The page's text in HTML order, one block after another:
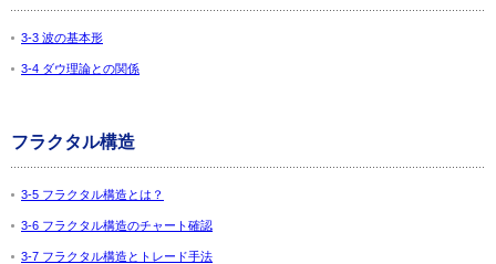
3-3 波の基本形
3-4 ダウ理論との関係
フラクタル構造
3-5 フラクタル構造とは？
3-6 フラクタル構造のチャート確認
3-7 フラクタル構造とトレード手法